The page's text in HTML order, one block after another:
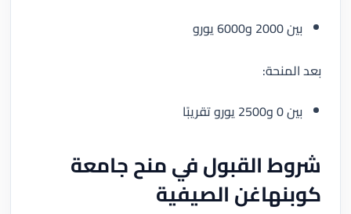
بين 2000 و6000 يورو
بعد المنحة:
بين 0 و2500 يورو تقريبًا
شروط القبول في منح جامعة
كوبنهاغن الصيفية